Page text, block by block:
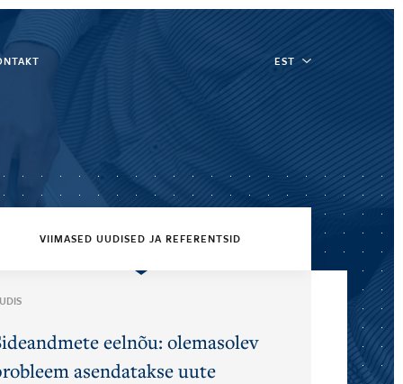
EST
VIIMASED UUDISED JA REFERENTSID
eelnõu: olemasolev
asendatakse uute